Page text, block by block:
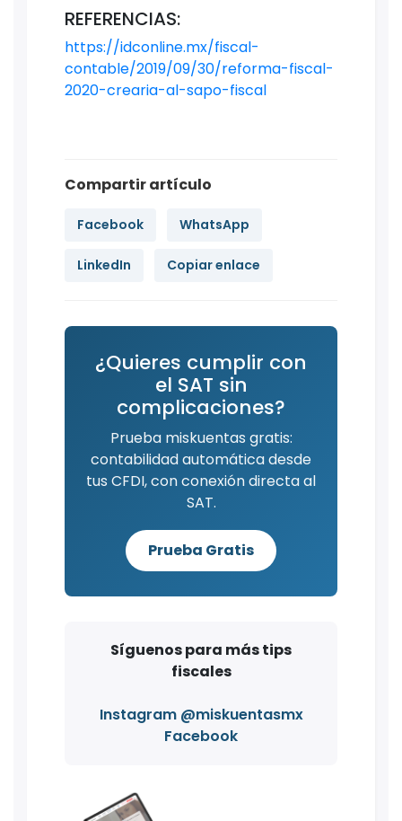
REFERENCIAS:
https://idconline.mx/fiscal-
contable/2019/09/30/reforma-fiscal-
2020-crearia-al-sapo-fiscal
Compartir artículo
Facebook WhatsApp
LinkedIn Copiar enlace
¿Quieres cumplir con
el SAT sin
complicaciones?
Prueba miskuentas gratis:
contabilidad automática desde
tus CFDI, con conexión directa al
SAT.
Prueba Gratis
Síguenos para más tips
fiscales
Instagram @miskuentasmx
Facebook